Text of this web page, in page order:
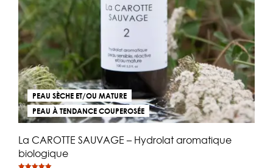
PEAU SÈCHE ET/OU MATURE
PEAU À TENDANCE COUPEROSÉE
La CAROTTE SAUVAGE – Hydrolat aromatique
biologique